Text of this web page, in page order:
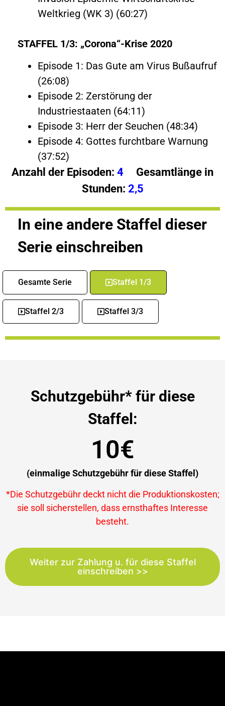
Weltkrieg (WK 3) (60:27)
STAFFEL 1/3: „Corona“-Krise 2020
Episode 1: Das Gute am Virus Bußaufruf
(26:08)
Episode 2: Zerstörung der
Industriestaaten (64:11)
Episode 3: Herr der Seuchen (48:34)
Episode 4: Gottes furchtbare Warnung
(37:52)
Anzahl der Episoden: 4 Gesamtlänge in
Stunden: 2,5
In eine andere Staffel dieser
Serie einschreiben
Gesamte Serie Staffel 1/3
Staffel 2/3 Staffel 3/3
Schutzgebühr* für diese
Staffel:
10€
(einmalige Schutzgebühr für diese Staffel)
*Die Schutzgebühr deckt nicht die Produktionskosten;
sie soll sicherstellen, dass ernsthaftes Interesse
besteht.
Weiter zur Zahlung u. für diese Staffel
einschreiben >>